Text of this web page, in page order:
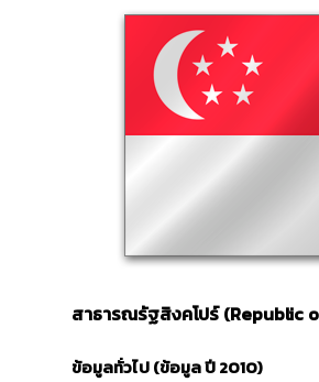
สาธารณรัฐสิงคโปร์ (Republic
ข้อมูลทั่วไป (ข้อมูล ปี 2010)